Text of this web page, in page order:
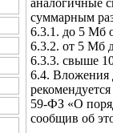
суммарным
6.3.1. до 5 Мб
6.3.2. от 5 Мб
6.3.3. свыше
6.4. Вложения
59-ФЗ «О
сообщив об